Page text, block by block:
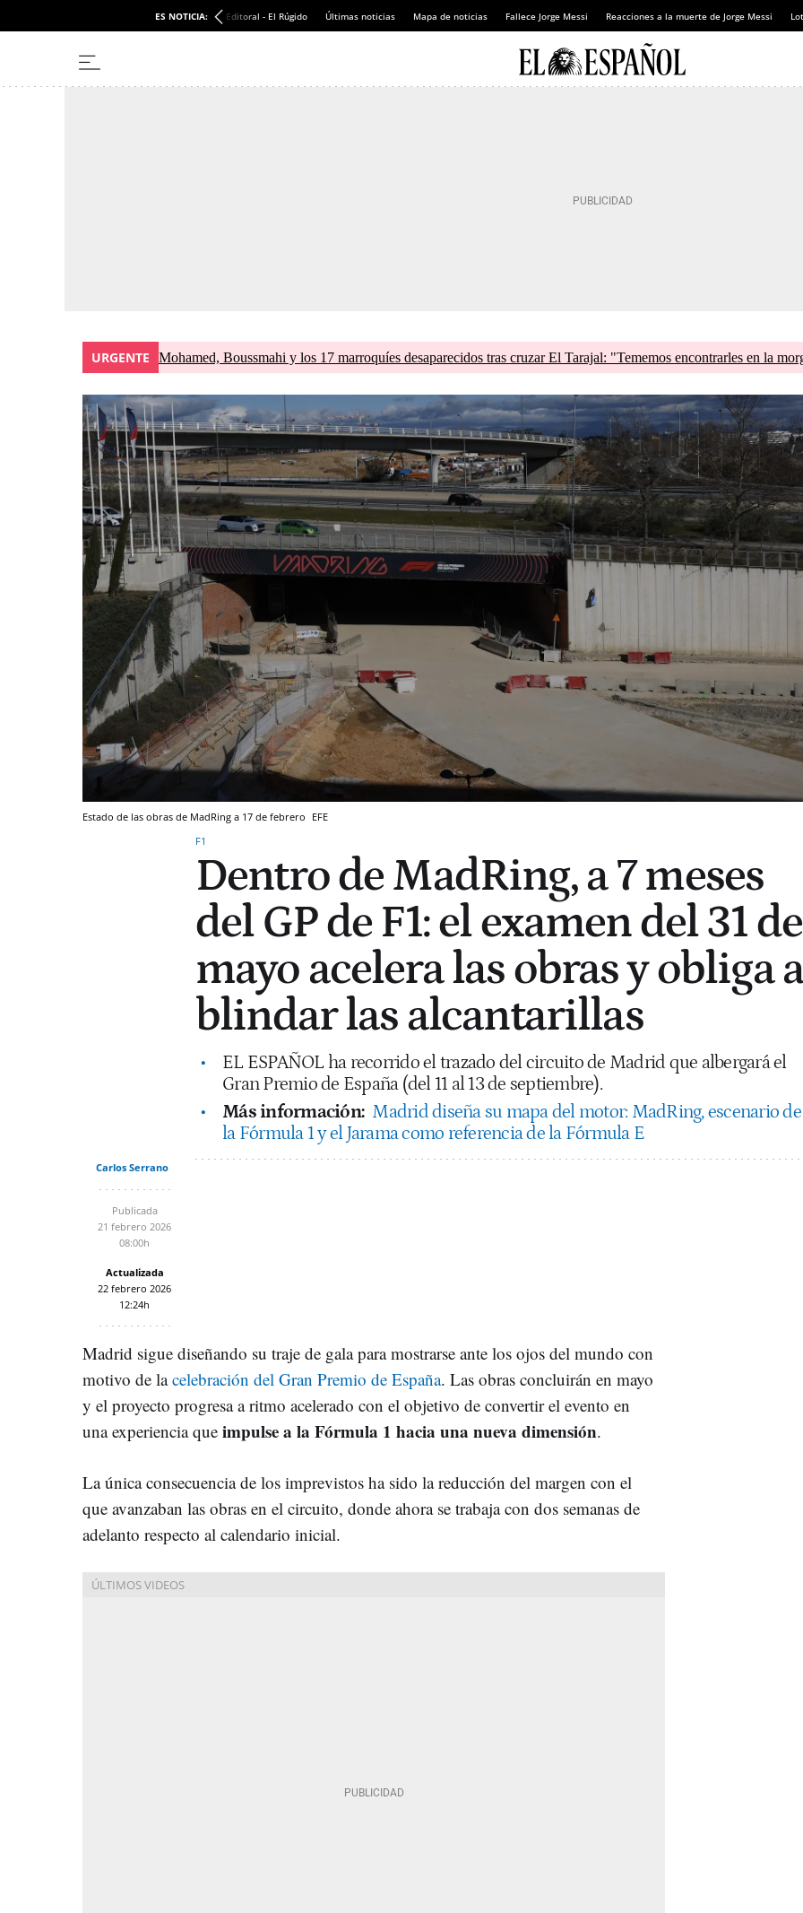
ES NOTICIA: Editoral - El Rúgido Últimas noticias Mapa de noticias Fallece Jorge Messi Reacciones a la muerte de Jorge Messi
URGENTE Mohamed, Boussmahi y los 17 marroquíes desaparecidos tras cruzar El Tarajal: "Tememos encontrarles en la
Estado de las obras de MadRing a 17 de febrero EFE
F1
Dentro de MadRing, a 7 meses
del GP de F1: el examen del 31 de
mayo acelera las obras y obliga a
blindar las alcantarillas
EL ESPAÑOL ha recorrido el trazado del circuito de Madrid que albergará el
Gran Premio de España (del 11 al 13 de septiembre).
Más información: Madrid diseña su mapa del motor: MadRing, escenario de
la Fórmula 1 y el Jarama como referencia de la Fórmula E
Carlos Serrano
Publicada
21 febrero 2026
08:00h
Actualizada
22 febrero 2026
12:24h
Madrid sigue diseñando su traje de gala para mostrarse ante los ojos del mundo con
motivo de lacelebración del Gran Premio de España. Las obras concluirán en mayo
y el proyecto progresa a ritmo acelerado con el objetivo de convertir el evento en
una experiencia que impulse a la Fórmula 1 hacia una nueva dimensión.
La única consecuencia de los imprevistos ha sido la reducción del margen con el
que avanzaban las obras en el circuito, donde ahora se trabaja con dos semanas de
adelanto respecto al calendario inicial.